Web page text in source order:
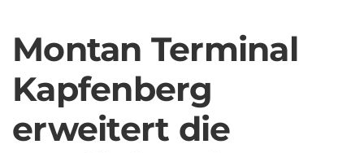
Montan Terminal
Kapfenberg
erweitert die